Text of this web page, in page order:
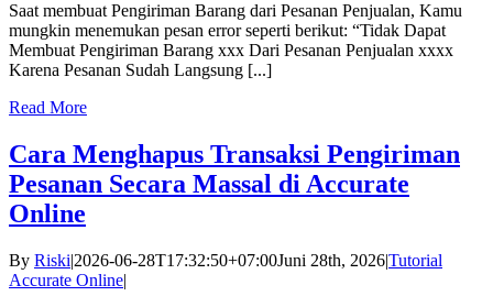
Saat membuat Pengiriman Barang dari Pesanan Penjualan, Kamu
mungkin menemukan pesan error seperti berikut: “Tidak Dapat
Membuat Pengiriman Barang xxx Dari Pesanan Penjualan xxxx
Karena Pesanan Sudah Langsung [...]
Read More
Cara Menghapus Transaksi Pengiriman
Pesanan Secara Massal di Accurate
Online
By Riski|2026-06-28T17:32:50+07:00Juni 28th, 2026|Tutorial
Accurate Online|